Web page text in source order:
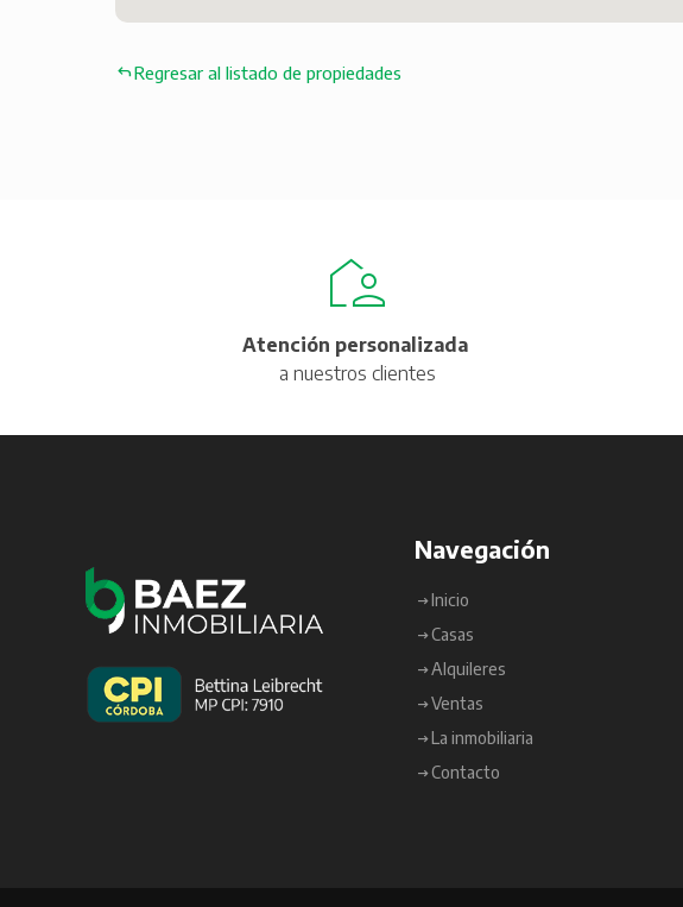
Regresar al listado de propiedades
Atención personalizada
a nuestros clientes
Navegación
Inicio
Casas
Alquileres
Ventas
La inmobiliaria
Contacto